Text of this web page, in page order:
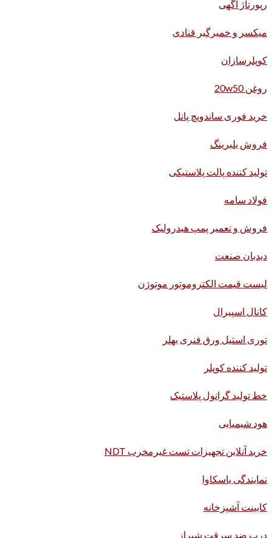
رپورتاژ آگهی
میکسر و خمیرگیر قنادی
کوپلرسازان
روغن 20w50
خرید فوری ساندویچ پانل
فروش بلبرینگ
تولید کننده پالت پلاستیکی
فولاد سامه
فروش و تعمیر پمپ هیدرولیک
دیدبان صنعت
لیست قیمت الکتروموتور موتوژن
کانال اسپیرال
توری استیل ورق فنری بهلر
تولید کننده کوپلر
خط تولید گرانول پلاستیک
هود شیمیایی
خرید آنلاین تجهیزات تست غیرمخرب NDT
نمایندگی یاسکاوا
کابینت آشپزخانه
درب ضد سرقت شیراز